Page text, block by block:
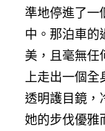
準地停進了一
中。那泊車的
美，且毫無任
上走出一個全
透明護目鏡，
她的步伐優雅